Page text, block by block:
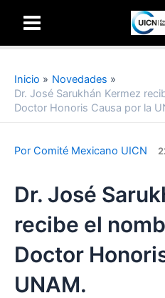
Main
Inicio
Novedades
Dr. José Sarukhán Kermez
Doctor Honoris Causa por la
Por Comité Mexicano UICN
Dr. José
recibe el
Doctor
UNAM.